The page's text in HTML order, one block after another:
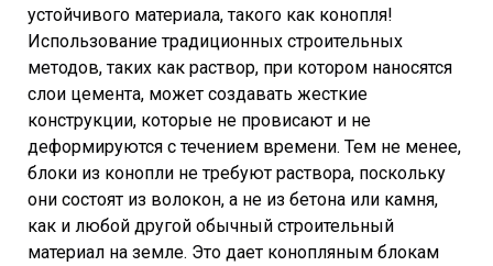
устойчивого материала, такого как конопля!
Использование традиционных строительных
методов, таких как раствор, при котором наносятся
слои цемента, может создавать жесткие
конструкции, которые не провисают и не
деформируются с течением времени. Тем не менее,
блоки из конопли не требуют раствора, поскольку
они состоят из волокон, а не из бетона или камня,
как и любой другой обычный строительный
материал на земле. Это дает конопляным блокам